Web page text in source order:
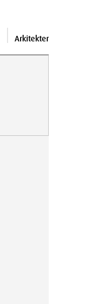
Arkitekter